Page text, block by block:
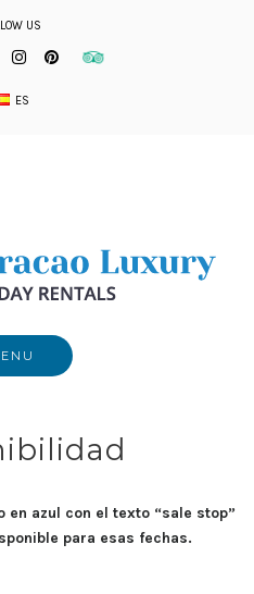
US
ES
azul con el texto “sale stop”
para esas fechas.